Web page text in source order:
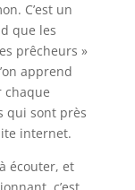
C’est un
que les
prêcheurs »
apprend
chaque
qui sont près
internet.
écouter, et